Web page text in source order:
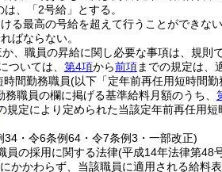
は、「2号給」とする。
る最高の号給を超えて行うことができない
ばならない。
、職員の昇給に関し必要な事項は、規則で
ついては、 第4項から前項までの規定は、
間勤務職員(以下「定年前再任用短時間
職員の欄に掲げる基準給料月額のうち、
規定により定められた当該定年前再任用
・令6条例64・令7条例3・一部改正)
員の採用に関する法律(平成14年法律第48
かかわらず、当該職員に適用される給料表